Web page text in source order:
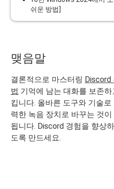
쉬운 방법]
맺음말
결론적으로 마스터링 Discord
법 기억에 남는 대화를 보존
킵니다. 올바른 도구와 기술
력한 녹음 장치로 바꾸는 것
됩니다. Discord 경험을 향상
도록 만드세요.